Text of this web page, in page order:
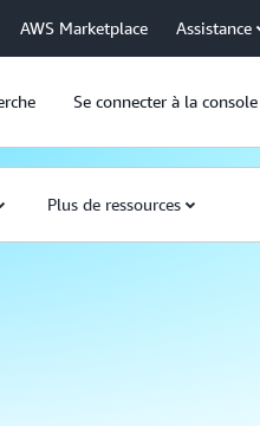
AWS Marketplace Assistance
Se connecter à la console
Plus de ressources